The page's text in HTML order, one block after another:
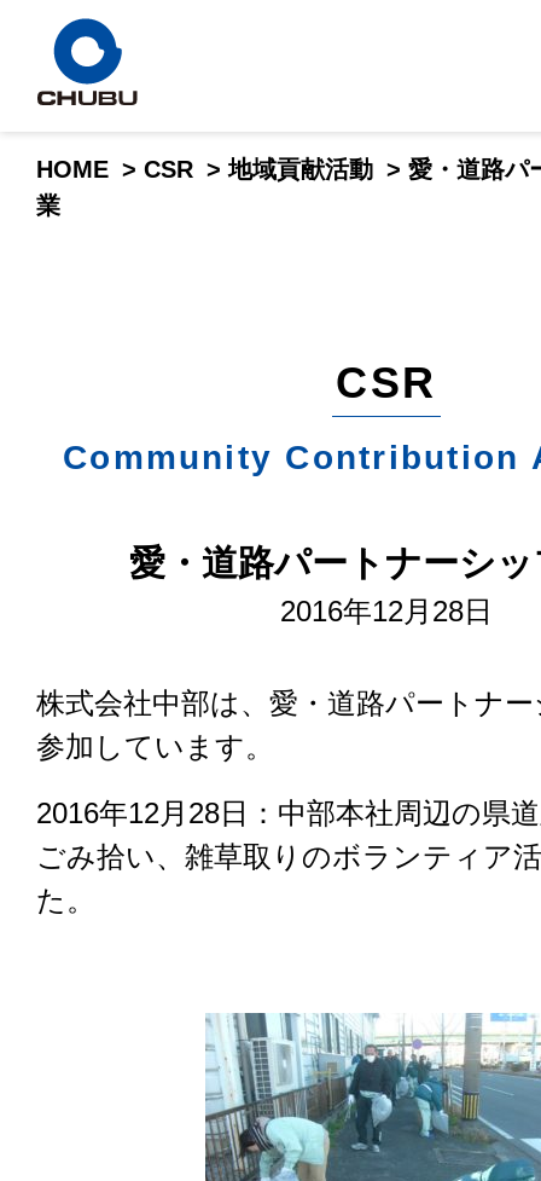
HOME > CSR >地域貢献活動 > 愛・道路パ
業
CSR
Community Contribution
愛・道路パートナーシ
2016年12月28日
株式会社中部は、愛・道路パートナ
参加しています。
2016年12月28日：中部本社周辺の県
ごみ拾い、雑草取りのボランティア
た。